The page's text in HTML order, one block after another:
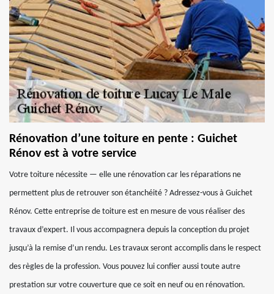
Rénovation d’une toiture en pente : Guichet
Rénov est à votre service
Votre toiture nécessite — elle une rénovation car les réparations ne
permettent plus de retrouver son étanchéité ? Adressez-vous à Guichet
Rénov. Cette entreprise de toiture est en mesure de vous réaliser des
travaux d’expert. Il vous accompagnera depuis la conception du projet
jusqu’à la remise d’un rendu. Les travaux seront accomplis dans le respect
des règles de la profession. Vous pouvez lui confier aussi toute autre
prestation sur votre couverture que ce soit en neuf ou en rénovation.